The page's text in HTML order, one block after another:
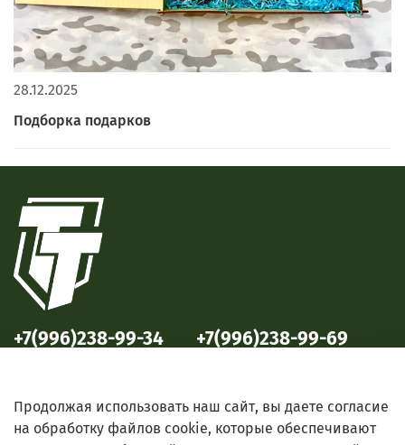
28.12.2025
Подборка подарков
+7(996)238-99-34 +7(996)238-99-69
Продолжая использовать наш сайт, вы даете согласие
на обработку файлов cookie, которые обеспечивают